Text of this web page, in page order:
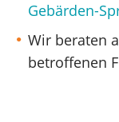
Gebärden-
Wir beraten
betroffenen